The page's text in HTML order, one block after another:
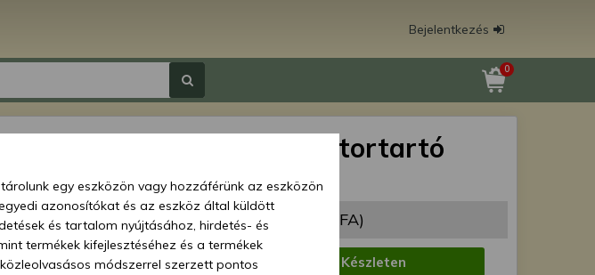
Bejelentkezés
0
Force 108 Eco motortartó
gumibak
Ár: 6 210 Ft (4 890 Ft + ÁFA)
Elérhetőség:
Készleten
egy eszközön vagy hozzáférünk az eszközön
azonosítókat és az eszköz által küldött
és tartalom nyújtásához, hirdetés- és
termékek kifejlesztéséhez és a termékek
módszerrel szerzett pontos